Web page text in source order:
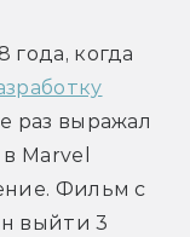
когда
раз выражал
Marvel
Фильм с
выйти 3